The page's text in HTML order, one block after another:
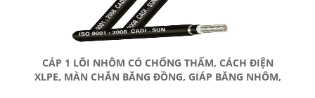
CÁP 1 LÕI NHÔM CÓ CHỐNG THẤM, CÁCH ĐIỆN
XLPE, MÀN CHẮN BĂNG ĐỒNG, GIÁP BĂNG NHÔM,